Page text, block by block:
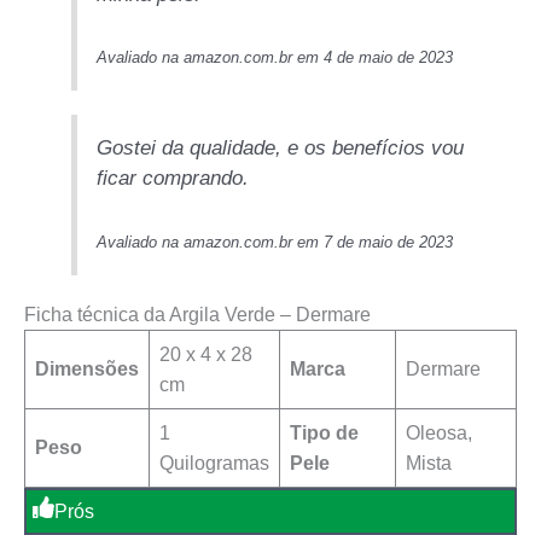
Avaliado na amazon.com.br em 4 de maio de 2023
Gostei da qualidade, e os benefícios vou
ficar comprando.
Avaliado na amazon.com.br em 7 de maio de 2023
Ficha técnica da Argila Verde – Dermare
Dimensões
‎20 x 4 x 28
cm
Marca ‎Dermare
Peso
1
Quilogramas
Tipo de
Pele
Oleosa,
Mista
Prós